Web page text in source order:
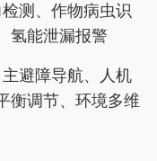
测、作物病虫识
氢能泄漏报警
避障导航、人机
衡调节、环境多维